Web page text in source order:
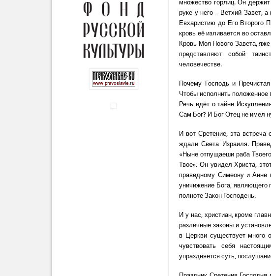
множество горлиц. Он
руке у него – Ветхий Завет,
Евхаристию до Его Второго
кровь её изливается во
Кровь Моя Нового Завета,
представляют собой
человечестве.
Почему Господь и
Чтобы исполнить положенное
Речь идёт о тайне
Сам Бог? И Бог Отец не имел
И вот Сретение, эта
ждали Света Израиля.
«Ныне отпущаеши раба
Твое». Он увидел Христа,
праведному Симеону и Анне
уничижение Бога, являющего
полноте Закон Господень.
И у нас, христиан, кроме
различные законы и
в Церкви существует много
чувствовать себя
упраздняется суть,